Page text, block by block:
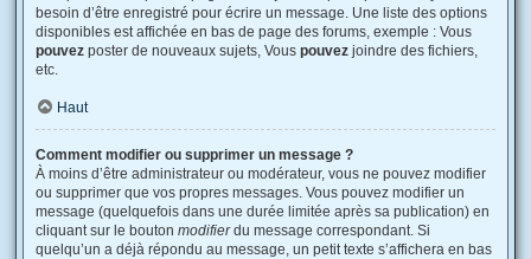
besoin d’être enregistré pour écrire un message. Une liste des options
disponibles est affichée en bas de page des forums, exemple : Vous
pouvez poster de nouveaux sujets, Vous pouvez joindre des fichiers,
etc.
Haut
Comment modifier ou supprimer un message ?
À moins d’être administrateur ou modérateur, vous ne pouvez modifier
ou supprimer que vos propres messages. Vous pouvez modifier un
message (quelquefois dans une durée limitée après sa publication) en
cliquant sur le bouton modifierdu message correspondant. Si
quelqu’un a déjà répondu au message, un petit texte s’affichera en bas